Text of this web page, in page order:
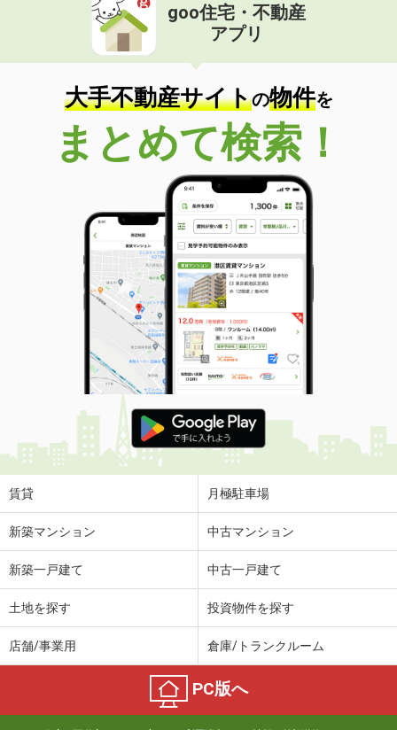
goo住宅・不動産
アプリ
大手不動産サイトの物件を
まとめて検索！
賃貸 月極駐車場
新築マンション 中古マンション
新築一戸建て 中古一戸建て
土地を探す 投資物件を探す
店舗/事業用 倉庫/トランクルーム
PC版へ